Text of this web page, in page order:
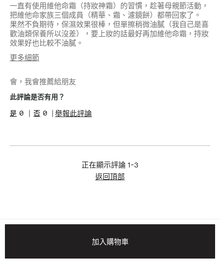
一直有使用維他命霜（持妝神霜）的習慣，趁著母親節活動，
把維他命家族三個成員（精華、霜、濾鏡餅）都帶回家了。
果然不負期待，保濕效果很棒，但單擦稍微油膩（我自己是喜
歡油類保養所以沒差），要上妝的話最好再加維他命霜，持妝
效果好也比較不油膩。
更多細節
肌膚類型
中性/混和型肌膚
肌膚色調
肌膚問題
抗老, 美白淡斑/防曬, 膚色不均
會，我會推薦給朋友
此評論是否有用？
0 0 舉報此評論
正在顯示評論 1-3
返回頂部
加入購物車